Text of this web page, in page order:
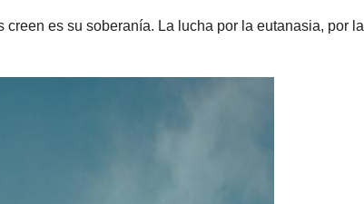
es su soberanía. La lucha por la eutanasia, por la